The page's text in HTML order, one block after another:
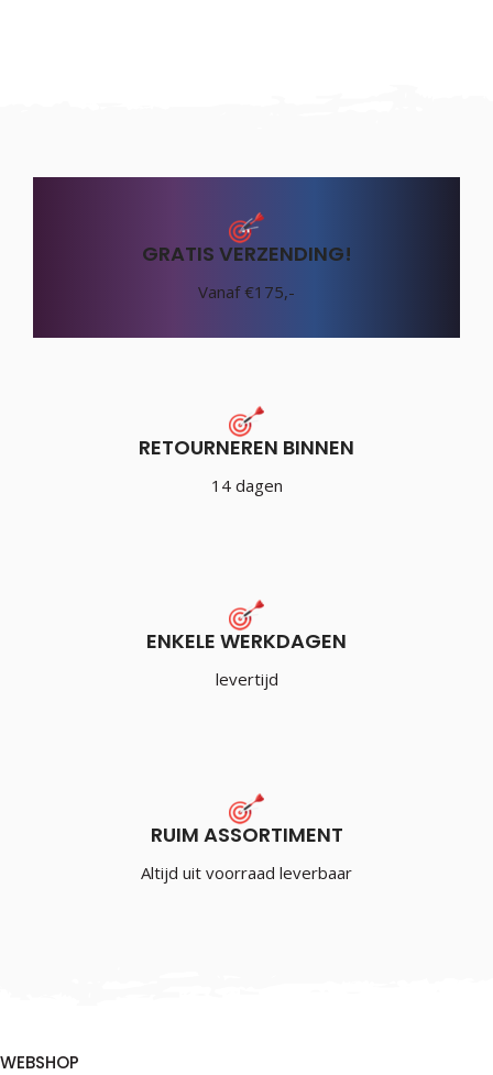
GRATIS VERZENDING!
Vanaf €175,-
RETOURNEREN BINNEN
14 dagen
ENKELE WERKDAGEN
levertijd
RUIM ASSORTIMENT
Altijd uit voorraad leverbaar
WEBSHOP